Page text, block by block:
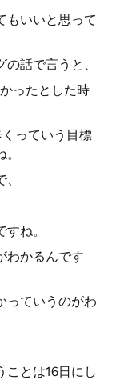
もいいと思って
話で言うと、
ったとした時
っていう目標
ね。
わかるんです
っていうのがわ
ことは16日にし